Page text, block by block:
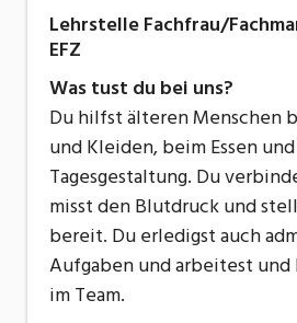
Lehrstelle Fachfrau/
EFZ
Was tust du bei uns?
Du hilfst älteren Menschen
und Kleiden, beim Essen
Tagesgestaltung. Du
misst den Blutdruck und
bereit. Du erledigst auch
Aufgaben und arbeitest
im Team.